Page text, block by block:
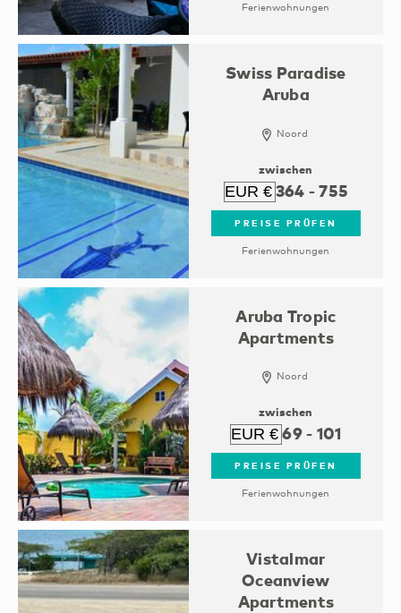
Ferienwohnungen
Swiss Paradise
Aruba
Noord
zwischen
364 -755
PREISE PRÜFEN
Ferienwohnungen
Aruba Tropic
Apartments
Noord
zwischen
69- 101
PREISE PRÜFEN
Ferienwohnungen
Vistalmar
Oceanview
Apartments